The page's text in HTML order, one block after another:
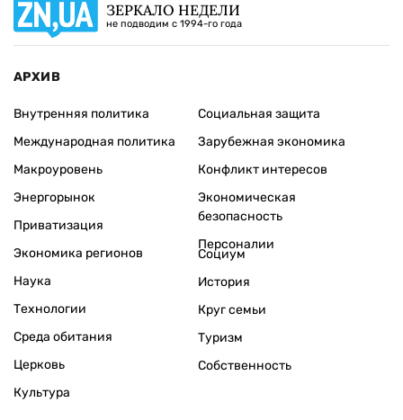
ЗЕРКАЛО НЕДЕЛИ
не подводим с 1994-го года
АРХИВ
Внутренняя политика
Международная политика
Макроуровень
Энергорынок
Приватизация
Экономика регионов
Социальная защита
Зарубежная экономика
Конфликт интересов
Экономическая
безопасность
Персоналии
Наука
Технологии
Среда обитания
Церковь
Культура
Социум
История
Круг семьи
Туризм
Собственность